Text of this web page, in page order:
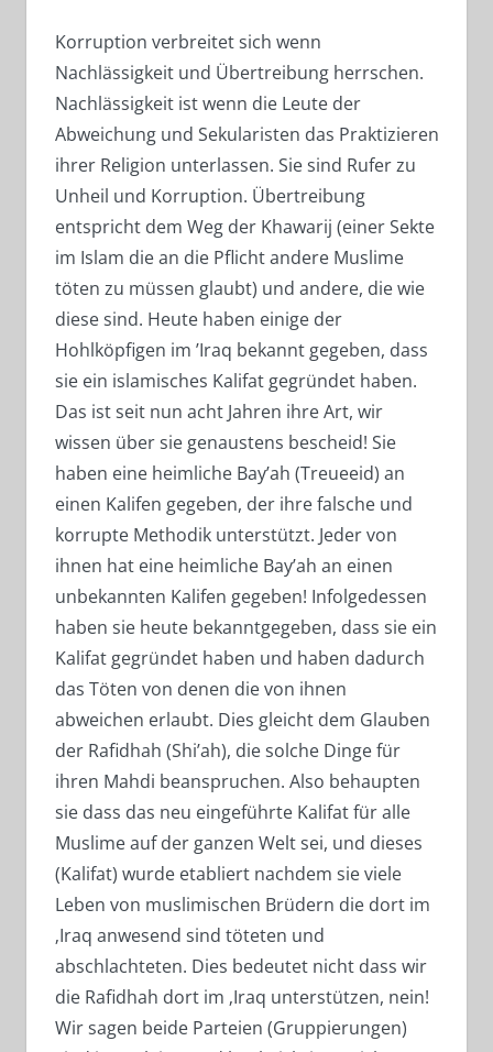
Korruption verbreitet sich wenn
Nachlässigkeit und Übertreibung herrschen.
Nachlässigkeit ist wenn die Leute der
Abweichung und Sekularisten das Praktizieren
ihrer Religion unterlassen. Sie sind Rufer zu
Unheil und Korruption. Übertreibung
entspricht dem Weg der Khawarij (einer Sekte
im Islam die an die Pflicht andere Muslime
töten zu müssen glaubt) und andere, die wie
diese sind. Heute haben einige der
Hohlköpfigen im ’Iraq bekannt gegeben, dass
sie ein islamisches Kalifat gegründet haben.
Das ist seit nun acht Jahren ihre Art, wir
wissen über sie genaustens bescheid! Sie
haben eine heimliche Bay’ah (Treueeid) an
einen Kalifen gegeben, der ihre falsche und
korrupte Methodik unterstützt. Jeder von
ihnen hat eine heimliche Bay’ah an einen
unbekannten Kalifen gegeben! Infolgedessen
haben sie heute bekanntgegeben, dass sie ein
Kalifat gegründet haben und haben dadurch
das Töten von denen die von ihnen
abweichen erlaubt. Dies gleicht dem Glauben
der Rafidhah (Shi’ah), die solche Dinge für
ihren Mahdi beanspruchen. Also behaupten
sie dass das neu eingeführte Kalifat für alle
Muslime auf der ganzen Welt sei, und dieses
(Kalifat) wurde etabliert nachdem sie viele
Leben von muslimischen Brüdern die dort im
‚Iraq anwesend sind töteten und
abschlachteten. Dies bedeutet nicht dass wir
die Rafidhah dort im ‚Iraq unterstützen, nein!
Wir sagen beide Parteien (Gruppierungen)